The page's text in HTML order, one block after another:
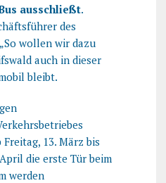
ausschließt.
des
wollen wir dazu
auch in dieser
bleibt.
13. März bis
die erste Tür beim
werden